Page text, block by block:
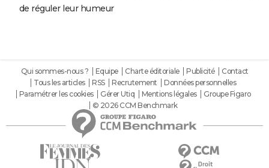
de réguler leur humeur
Qui sommes-nous ? Equipe Charte éditoriale Publicité
Contact
Tous les articles
RSS Recrutement
Données personnelles
Paramétrer les cookies
Gérer Utiq Mentions légales
Groupe Figaro
© 2026 CCM Benchmark